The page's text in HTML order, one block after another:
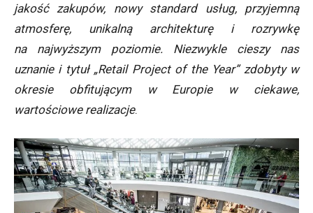
jakość zakupów, nowy standard usług, przyjemną
atmosferę, unikalną architekturę i rozrywkę
na najwyższym poziomie. Niezwykle cieszy nas
uznanie i tytuł „Retail Project of the Year” zdobyty w
okresie obfitującym w Europie w ciekawe,
wartościowe realizacje.